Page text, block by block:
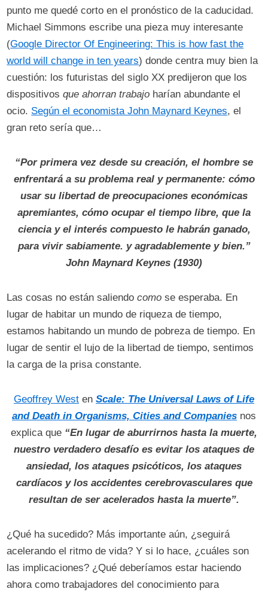
punto me quedé corto en el pronóstico de la caducidad.
Michael Simmons escribe una pieza muy interesante
(Google Director Of Engineering: This is how fast the
world will change in ten years) donde centra muy bien la
cuestión: los futuristas del siglo XX predijeron que los
dispositivosque ahorran trabajo harían abundante el
ocio. Según el economista John Maynard Keynes, el
gran reto sería que…
“Por primera vez desde su creación, el hombre se
enfrentará a su problema real y permanente: cómo
usar su libertad de preocupaciones económicas
apremiantes, cómo ocupar el tiempo libre, que la
ciencia y el interés compuesto le habrán ganado,
para vivir sabiamente. y agradablemente y bien.”
John Maynard Keynes (1930)
Las cosas no están saliendocomo se esperaba. En
lugar de habitar un mundo de riqueza de tiempo,
estamos habitando un mundo de pobreza de tiempo. En
lugar de sentir el lujo de la libertad de tiempo, sentimos
la carga de la prisa constante.
Geoffrey West en Scale: The Universal Laws of Life
and Death in Organisms, Cities and Companies nos
explica que “En lugar de aburrirnos hasta la muerte,
nuestro verdadero desafío es evitar los ataques de
ansiedad, los ataques psicóticos, los ataques
cardíacos y los accidentes cerebrovasculares que
resultan de ser acelerados hasta la muerte”.
¿Qué ha sucedido? Más importante aún, ¿seguirá
acelerando el ritmo de vida? Y si lo hace, ¿cuáles son
las implicaciones? ¿Qué deberíamos estar haciendo
ahora como trabajadores del conocimiento para